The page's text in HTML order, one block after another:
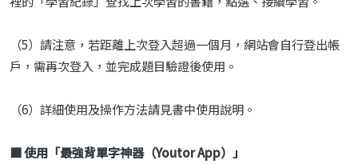
（5）請注意，若距離上次登入超過一個月，網站會自行登出帳
戶，需再次登入，並完成題目驗證後使用。
（6）詳細使用及操作方法請見書中使用說明。
■ 使用「最強背單字神器（Youtor App）」